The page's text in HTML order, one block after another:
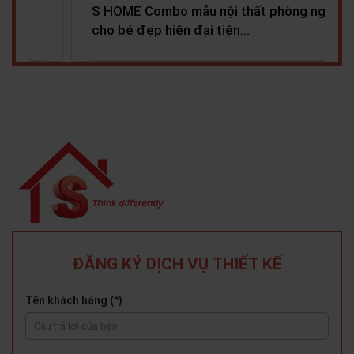
Combo mẫu nội thất phòng ngủ
hiện đại tiện…
S HOME
ĐĂNG KÝ DỊCH VỤ THIẾT KẾ
Tên khách hàng (*)